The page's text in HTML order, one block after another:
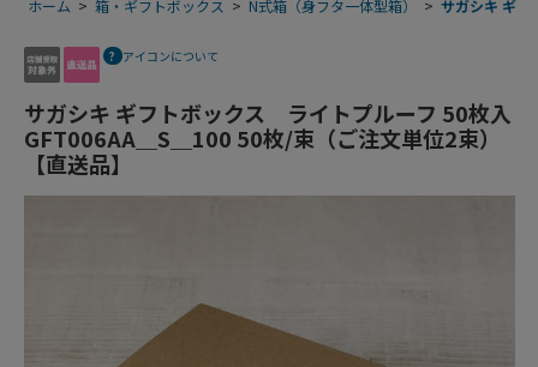
ホーム > 箱・ギフトボックス > N式箱（身フタ一体型箱） > サガシキ ギ
アイコンについて
サガシキ ギフトボックス ライトプルーフ 50枚入
GFT006AA＿S＿100 50枚/束（ご注文単位2束）
【直送品】